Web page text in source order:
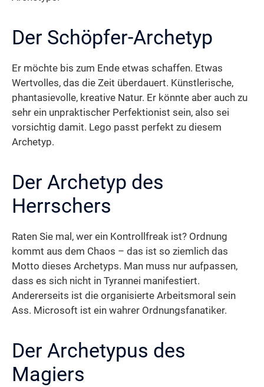
Der Schöpfer-Archetyp
Er möchte bis zum Ende etwas schaffen. Etwas
Wertvolles, das die Zeit überdauert. Künstlerische,
phantasievolle, kreative Natur. Er könnte aber auch zu
sehr ein unpraktischer Perfektionist sein, also sei
vorsichtig damit. Lego passt perfekt zu diesem
Archetyp.
Der Archetyp des
Herrschers
Raten Sie mal, wer ein Kontrollfreak ist? Ordnung
kommt aus dem Chaos – das ist so ziemlich das
Motto dieses Archetyps. Man muss nur aufpassen,
dass es sich nicht in Tyrannei manifestiert.
Andererseits ist die organisierte Arbeitsmoral sein
Ass. Microsoft ist ein wahrer Ordnungsfanatiker.
Der Archetypus des
Magiers